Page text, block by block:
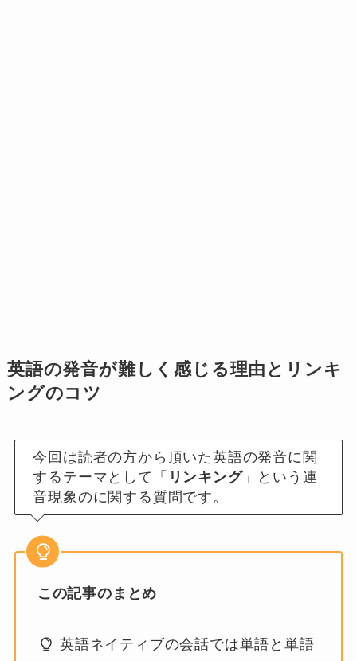
英語の発音が難しく感じる理由とリンキ
ングのコツ
今回は読者の方から頂いた英語の発音に関
するテーマとして「 リンキング」という連
音現象のに関する質問です。
この記事のまとめ
英語ネイティブの会話では単語と単語